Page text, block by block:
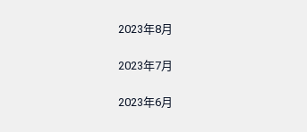
2023年8月
2023年7月
2023年6月